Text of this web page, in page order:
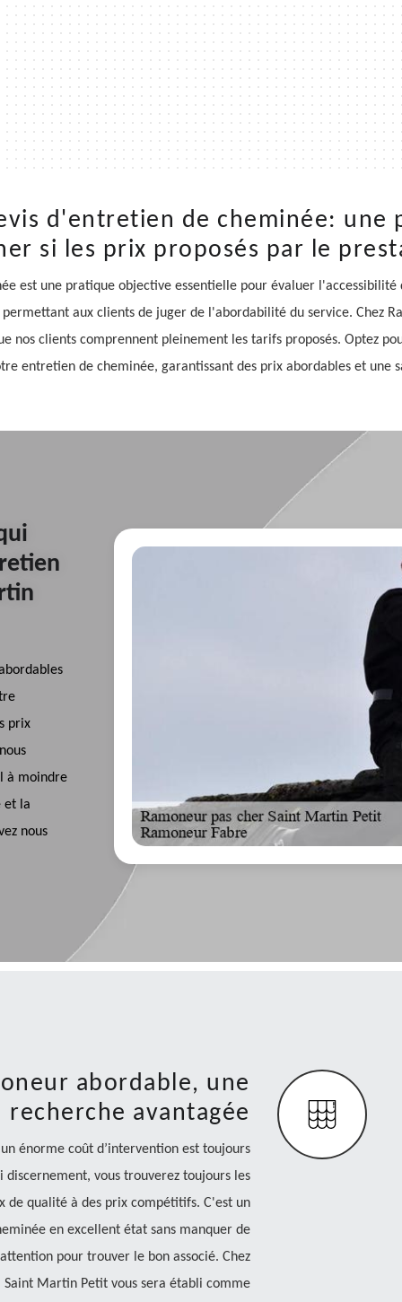
d'entretien de cheminée: une
si les prix proposés par le
est une pratique objective essentielle pour évaluer
aux clients de juger de l'abordabilité du service. Chez
nos clients comprennent pleinement les tarifs proposés. Optez
entretien de cheminée, garantissant des prix abordables et une
prix
à moindre
et la
nous
abordable, une
recherche avantagée
énorme coût d’intervention est toujours
vous trouverez toujours les
de qualité à des prix compétitifs. C'est un
en excellent état sans manquer de
pour trouver le bon associé. Chez
Saint Martin Petit vous sera établi comme